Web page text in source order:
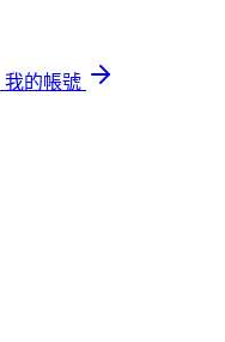
我的帳號